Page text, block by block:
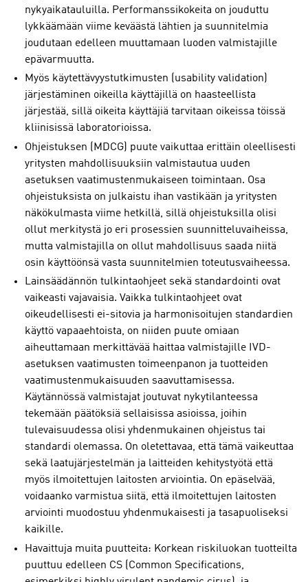
nykyaikatauluilla. Performanssikokeita on jouduttu
lykkäämään viime keväästä lähtien ja suunnitelmia
joudutaan edelleen muuttamaan luoden valmistajille
epävarmuutta.
Myös käytettävyystutkimusten (usability validation)
järjestäminen oikeilla käyttäjillä on haasteellista
järjestää, sillä oikeita käyttäjiä tarvitaan oikeissa töissä
kliinisissä laboratorioissa.
Ohjeistuksen (MDCG) puute vaikuttaa erittäin oleellisesti
yritysten mahdollisuuksiin valmistautua uuden
asetuksen vaatimustenmukaiseen toimintaan. Osa
ohjeistuksista on julkaistu ihan vastikään ja yritysten
näkökulmasta viime hetkillä, sillä ohjeistuksilla olisi
ollut merkitystä jo eri prosessien suunnitteluvaiheissa,
mutta valmistajilla on ollut mahdollisuus saada niitä
osin käyttöönsä vasta suunnitelmien toteutusvaiheessa.
Lainsäädännön tulkintaohjeet sekä standardointi ovat
vaikeasti vajavaisia. Vaikka tulkintaohjeet ovat
oikeudellisesti ei-sitovia ja harmonisoitujen standardien
käyttö vapaaehtoista, on niiden puute omiaan
aiheuttamaan merkittävää haittaa valmistajille IVD-
asetuksen vaatimusten toimeenpanon ja tuotteiden
vaatimustenmukaisuuden saavuttamisessa.
Käytännössä valmistajat joutuvat nykytilanteessa
tekemään päätöksiä sellaisissa asioissa, joihin
tulevaisuudessa olisi yhdenmukainen ohjeistus tai
standardi olemassa. On oletettavaa, että tämä vaikeuttaa
sekä laatujärjestelmän ja laitteiden kehitystyötä että
myös ilmoitettujen laitosten arviointia. On epäselvää,
voidaanko varmistua siitä, että ilmoitettujen laitosten
arviointi muodostuu yhdenmukaisesti ja tasapuoliseksi
kaikille.
Havaittuja muita puutteita: Korkean riskiluokan tuotteilta
puuttuu edelleen CS (Common Specifications,